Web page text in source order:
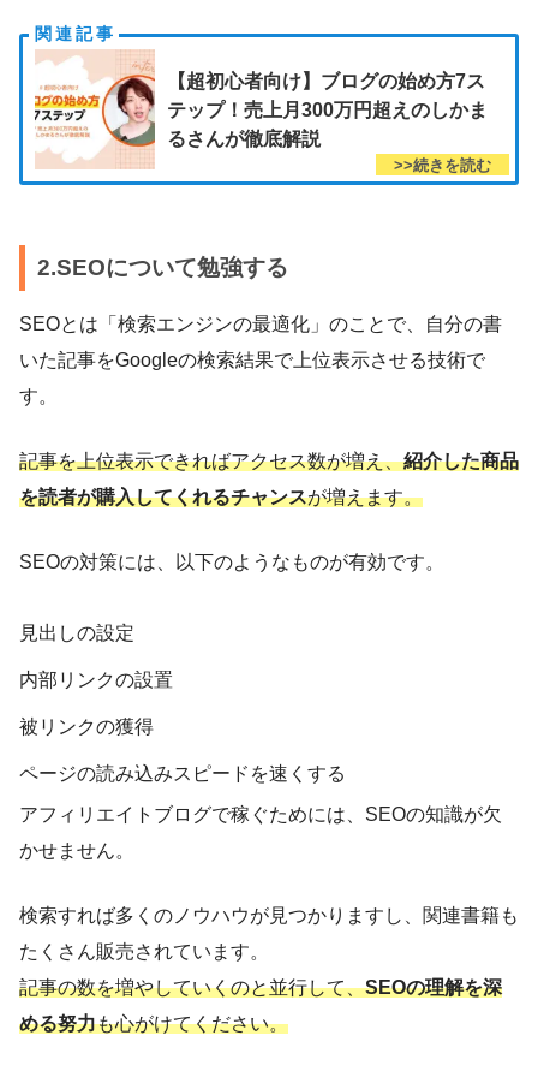
【超初心者向け】ブログの始め方7ス
テップ！売上月300万円超えのしかま
るさんが徹底解説
2.SEOについて勉強する
SEOとは「検索エンジンの最適化」のことで、自分の書
いた記事をGoogleの検索結果で上位表示させる技術で
す。
記事を上位表示できればアクセス数が増え、紹介した商品
を読者が購入してくれるチャンスが増えます。
SEOの対策には、以下のようなものが有効です。
見出しの設定
内部リンクの設置
被リンクの獲得
ページの読み込みスピードを速くする
アフィリエイトブログで稼ぐためには、SEOの知識が欠
かせません。
検索すれば多くのノウハウが見つかりますし、関連書籍も
たくさん販売されています。
記事の数を増やしていくのと並行して、SEOの理解を深
める努力も心がけてください。